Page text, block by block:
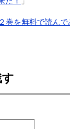
巻を無料で読ん